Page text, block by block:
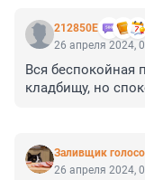
212850Е
26 апреля 2024,
Вся беспокойная
кладбищу, но
Заливщик
26 апреля 2024,